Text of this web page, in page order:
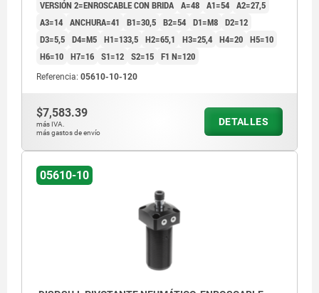
VERSIÓN 2=ENROSCABLE CON BRIDA A=48 A1=54 A2=27,5
A3=14 ANCHURA=41 B1=30,5 B2=54 D1=M8 D2=12
D3=5,5 D4=M5 H1=133,5 H2=65,1 H3=25,4 H4=20 H5=10
H6=10 H7=16 S1=12 S2=15 F1 N=120
Referencia: 05610-10-120
$7,583.39
más IVA.
más gastos de envío
DETALLES
05610-10